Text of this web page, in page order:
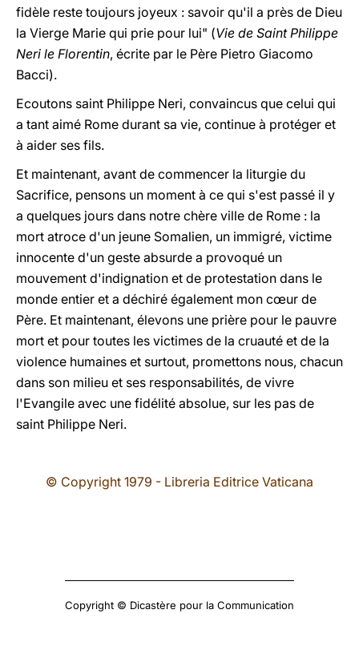
fidèle reste toujours joyeux : savoir qu'il a près de Dieu
la Vierge Marie qui prie pour lui" (Vie de Saint Philippe
Neri le Florentin, écrite par le Père Pietro Giacomo
Bacci).
Ecoutons saint Philippe Neri, convaincus que celui qui
a tant aimé Rome durant sa vie, continue à protéger et
à aider ses fils.
Et maintenant, avant de commencer la liturgie du
Sacrifice, pensons un moment à ce qui s'est passé il y
a quelques jours dans notre chère ville de Rome : la
mort atroce d'un jeune Somalien, un immigré, victime
innocente d'un geste absurde a provoqué un
mouvement d'indignation et de protestation dans le
monde entier et a déchiré également mon cœur de
Père. Et maintenant, élevons une prière pour le pauvre
mort et pour toutes les victimes de la cruauté et de la
violence humaines et surtout, promettons nous, chacun
dans son milieu et ses responsabilités, de vivre
l'Evangile avec une fidélité absolue, sur les pas de
saint Philippe Neri.
© Copyright 1979 - Libreria Editrice Vaticana
Copyright © Dicastère pour la Communication